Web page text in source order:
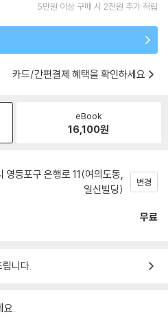
5만원 이상 구매 시 2천원 추가 적립
카드/간편결제 혜택을 확인하세요
eBook
16,100원
영등포구 은행로 11(여의도동,
일신빌딩)
변경
무료
니다.
요.